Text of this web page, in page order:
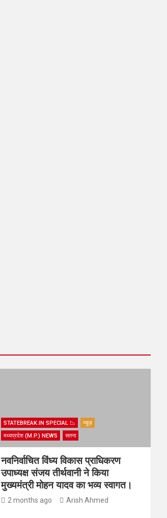
STATEBREAK.IN SPECIAL 📉
न्यूज़
मध्यप्रदेश (M.P.) NEWS
सतना
नवनिर्वाचित विंध्य विकास प्राधिकरण
उपाध्यक्ष संजय तीर्थवानी ने किया
मुख्यमंत्री मोहन यादव का भव्य स्वागत।
2 months ago Arish Ahmed